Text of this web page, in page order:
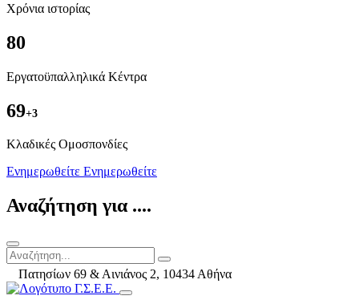
Χρόνια ιστορίας
80
Εργατοϋπαλληλικά Κέντρα
69+3
Kλαδικές Ομοσπονδίες
Ενημερωθείτε Ενημερωθείτε
Αναζήτηση για ....
Πατησίων 69 & Αινιάνος 2, 10434 Αθήνα